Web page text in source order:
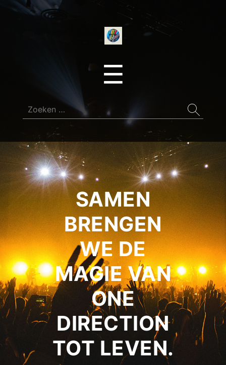
☰
Zoeken
naar:
SAMEN
BRENGEN
WE DE
MAGIE VAN
ONE
DIRECTION
TOT LEVEN.